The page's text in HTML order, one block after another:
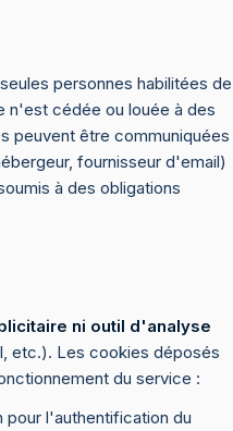
personnes habilitées de
n'est cédée ou louée à des
peuvent être communiquées
fournisseur d'email)
à des obligations
ni outil d'analyse
etc.). Les cookies déposés
du service :
l'authentification du